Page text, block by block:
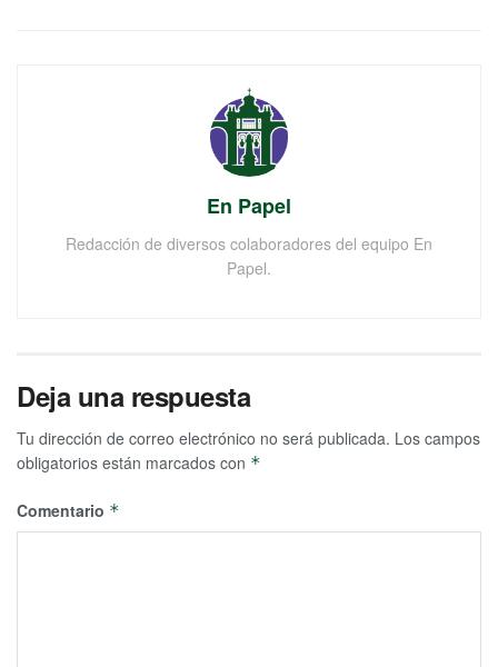
En Papel
Redacción de diversos colaboradores del equipo En
Papel.
Deja una respuesta
Tu dirección de correo electrónico no será publicada. Los campos
obligatorios están marcados con *
Comentario *